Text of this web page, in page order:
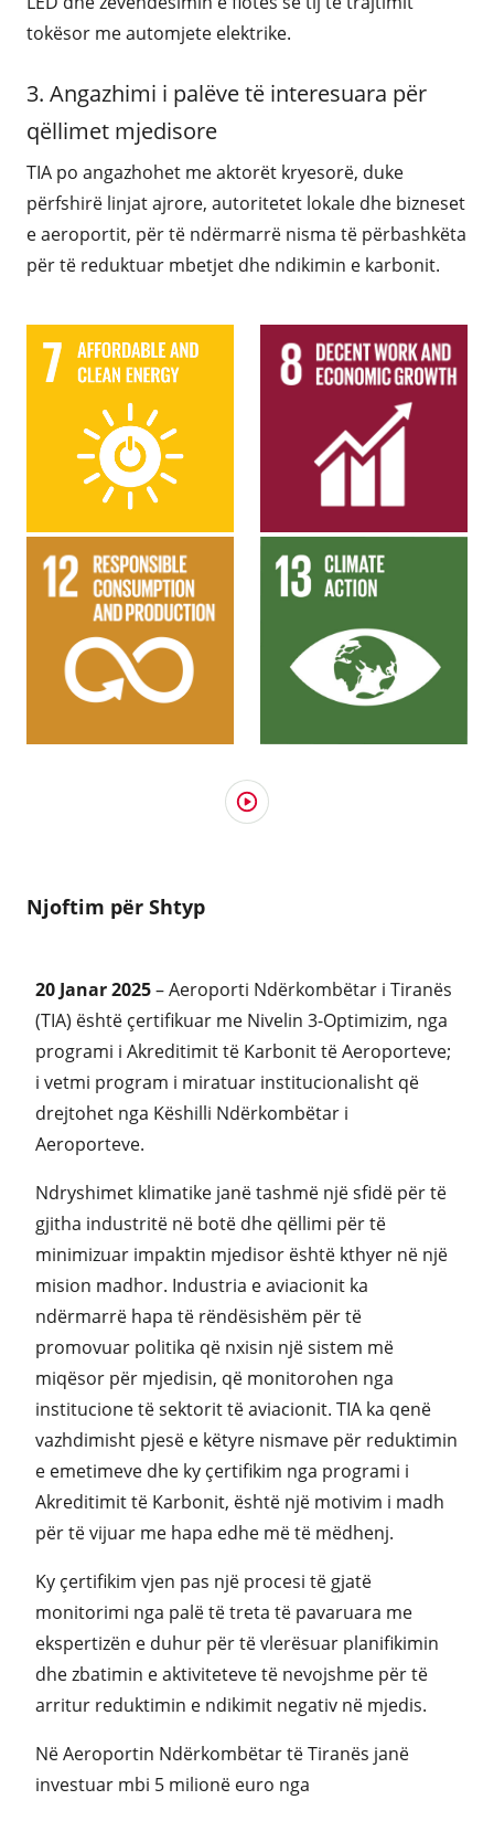
tokësor me automjete elektrike.
3. Angazhimi i palëve të interesuara për
qëllimet mjedisore
TIA po angazhohet me aktorët kryesorë, duke
përfshirë linjat ajrore, autoritetet lokale dhe bizneset
e aeroportit, për të ndërmarrë nisma të përbashkëta
për të reduktuar mbetjet dhe ndikimin e karbonit.
Njoftim për Shtyp
20 Janar 2025– Aeroporti Ndërkombëtar i Tiranës
(TIA) është çertifikuar me Nivelin 3-Optimizim, nga
programi i Akreditimit të Karbonit të Aeroporteve;
i vetmi program i miratuar institucionalisht që
drejtohet nga Këshilli Ndërkombëtar i
Aeroporteve.
Ndryshimet klimatike janë tashmë një sfidë për të
gjitha industritë në botë dhe qëllimi për të
minimizuar impaktin mjedisor është kthyer në një
mision madhor. Industria e aviacionit ka
ndërmarrë hapa të rëndësishëm për të
promovuar politika që nxisin një sistem më
miqësor për mjedisin, që monitorohen nga
institucione të sektorit të aviacionit. TIA ka qenë
vazhdimisht pjesë e këtyre nismave për reduktimin
e emetimeve dhe ky çertifikim nga programi i
Akreditimit të Karbonit, është një motivim i madh
për të vijuar me hapa edhe më të mëdhenj.
Ky çertifikim vjen pas një procesi të gjatë
monitorimi nga palë të treta të pavaruara me
ekspertizën e duhur për të vlerësuar planifikimin
dhe zbatimin e aktiviteteve të nevojshme për të
arritur reduktimin e ndikimit negativ në mjedis.
Në Aeroportin Ndërkombëtar të Tiranës janë
investuar mbi 5 milionë euro nga